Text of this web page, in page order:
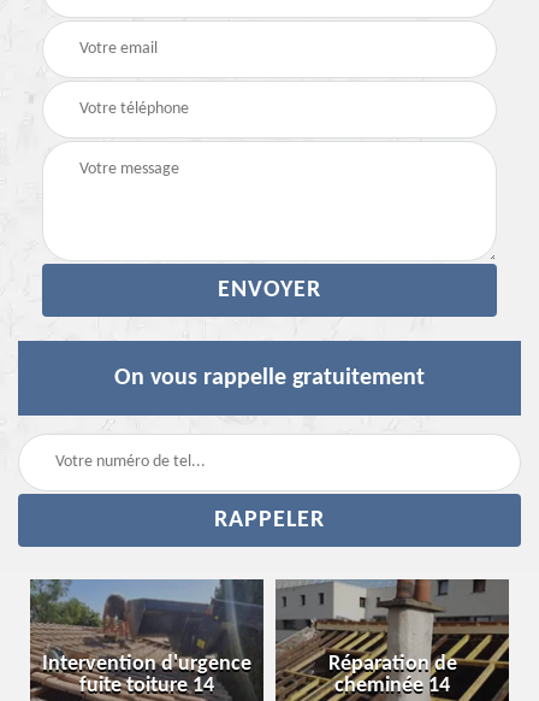
On vous rappelle gratuitement
Intervention d'urgence
fuite toiture 14
Réparation de
cheminée 14